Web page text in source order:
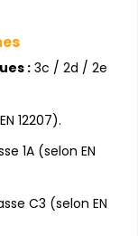
: 3c / 2d / 2e
12207).
1A (selon EN
C3 (selon EN